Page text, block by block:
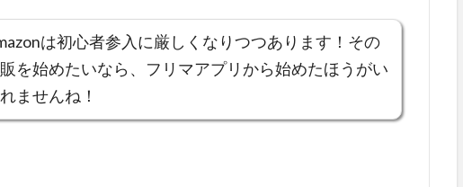
は初心者参入に厳しくなりつつあります！その
を始めたいなら、フリマアプリから始めたほうがい
ませんね！